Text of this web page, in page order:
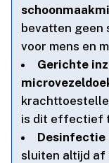
bevatten geen
voor mens en
Gerichte
is dit effectief
Desinfectie
sluiten altijd af